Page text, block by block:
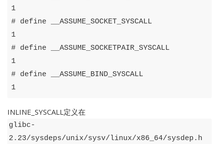
1
#
define
__ASSUME_SOCKET_SYSCALL
1
#
define
__ASSUME_SOCKETPAIR_SYSCALL
1
#
define
__ASSUME_BIND_SYSCALL
1
INLINE_SYSCALL定义在
glibc-
2.23/sysdeps/unix/sysv/linux/x86_64/sysdep.h